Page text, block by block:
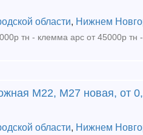
области, Нижнем
М22, М27 новая, от
области, Нижнем